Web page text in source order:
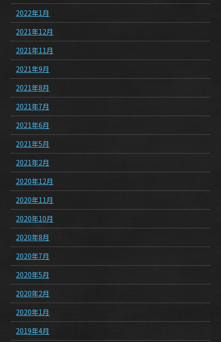
2022年1月
2021年12月
2021年11月
2021年9月
2021年8月
2021年7月
2021年6月
2021年5月
2021年2月
2020年12月
2020年11月
2020年10月
2020年8月
2020年7月
2020年5月
2020年2月
2020年1月
2019年4月